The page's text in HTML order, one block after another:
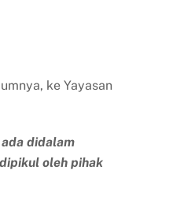
ke Yayasan
didalam
oleh pihak